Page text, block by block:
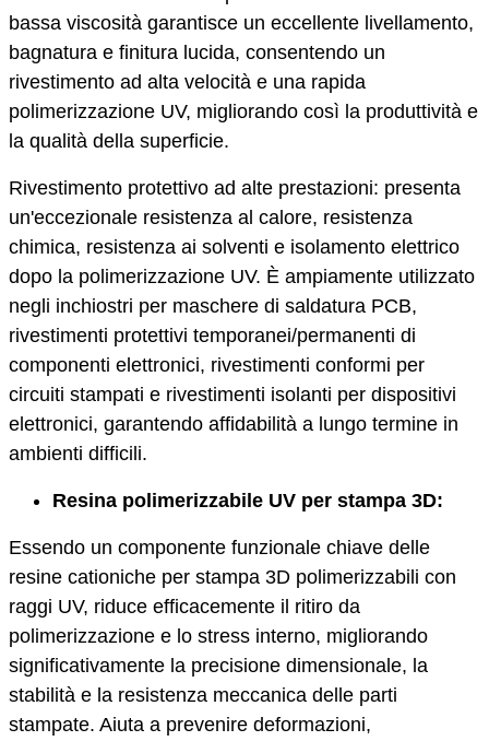
bassa viscosità garantisce un eccellente livellamento,
bagnatura e finitura lucida, consentendo un
rivestimento ad alta velocità e una rapida
polimerizzazione UV, migliorando così la produttività e
la qualità della superficie.
Rivestimento protettivo ad alte prestazioni: presenta
un'eccezionale resistenza al calore, resistenza
chimica, resistenza ai solventi e isolamento elettrico
dopo la polimerizzazione UV. È ampiamente utilizzato
negli inchiostri per maschere di saldatura PCB,
rivestimenti protettivi temporanei/permanenti di
componenti elettronici, rivestimenti conformi per
circuiti stampati e rivestimenti isolanti per dispositivi
elettronici, garantendo affidabilità a lungo termine in
ambienti difficili.
Resina polimerizzabile UV per stampa 3D:
Essendo un componente funzionale chiave delle
resine cationiche per stampa 3D polimerizzabili con
raggi UV, riduce efficacemente il ritiro da
polimerizzazione e lo stress interno, migliorando
significativamente la precisione dimensionale, la
stabilità e la resistenza meccanica delle parti
stampate. Aiuta a prevenire deformazioni,